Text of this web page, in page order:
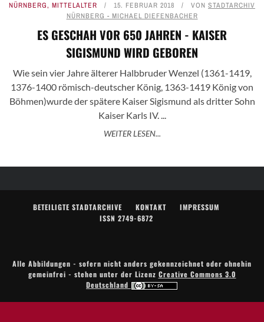
NÜRNBERG, MITTELALTER 15. FEBRUAR 2018 VON STADTARCHIV
NÜRNBERG - MICHAEL DIEFENBACHER
ES GESCHAH VOR 650 JAHREN - KAISER
SIGISMUND WIRD GEBOREN
Wie sein vier Jahre älterer Halbbruder Wenzel (1361-1419,
1376-1400 römisch-deutscher König, 1363-1419 König von
Böhmen)wurde der spätere Kaiser Sigismund als dritter Sohn
Kaiser Karls IV. ...
WEITER LESEN...
BETEILIGTE STADTARCHIVE KONTAKT
IMPRESSUM
ISSN 2749-6872
Alle Abbildungen - sofern nicht anders gekennzeichnet oder ohnehin
gemeinfrei - stehen unter der Lizenz Creative Commons 3.0
Deutschland